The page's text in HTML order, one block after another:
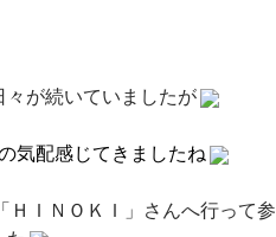
が続いていましたが
気配感じてきましたね
ＨＩＮＯＫＩ」さんへ行って参